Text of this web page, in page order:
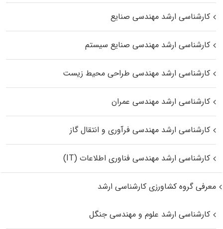
کارشناسی ارشد مهندسی صنایع
کارشناسی ارشد مهندسی صنایع سیستم
کارشناسی ارشد مهندسی طراحی محیط زیست
کارشناسی ارشد مهندسی عمران
کارشناسی ارشد مهندسی فرآوری و انتقال گاز
کارشناسی ارشد مهندسی فناوری اطلاعات (IT)
معرفی گروه کشاورزی کارشناسی ارشد
کارشناسی ارشد علوم و مهندسی جنگل